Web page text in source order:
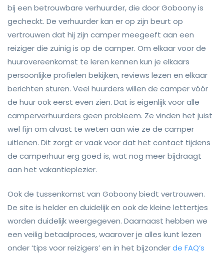
bij een betrouwbare verhuurder, die door Goboony is
gecheckt. De verhuurder kan er op zijn beurt op
vertrouwen dat hij zijn camper meegeeft aan een
reiziger die zuinig is op de camper. Om elkaar voor de
huurovereenkomst te leren kennen kun je elkaars
persoonlijke profielen bekijken, reviews lezen en elkaar
berichten sturen. Veel huurders willen de camper vóór
de huur ook eerst even zien. Dat is eigenlijk voor alle
camperverhuurders geen probleem. Ze vinden het juist
wel fijn om alvast te weten aan wie ze de camper
uitlenen. Dit zorgt er vaak voor dat het contact tijdens
de camperhuur erg goed is, wat nog meer bijdraagt
aan het vakantieplezier.
Ook de tussenkomst van Goboony biedt vertrouwen.
De site is helder en duidelijk en ook de kleine lettertjes
worden duidelijk weergegeven. Daarnaast hebben we
een veilig betaalproces, waarover je alles kunt lezen
onder ‘tips voor reizigers’ en in het bijzonderde FAQ’s